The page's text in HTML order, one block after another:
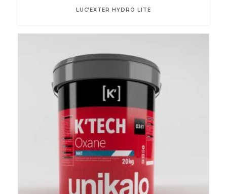
LUC’EXTER HYDRO LITE